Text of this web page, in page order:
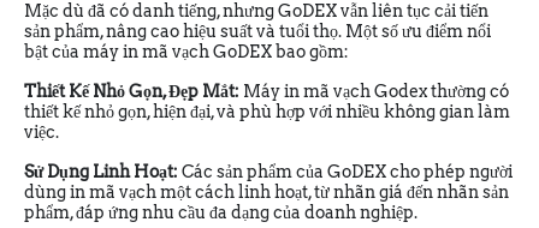
Mặc dù đã có danh tiếng, nhưng GoDEX vẫn liên tục cải tiến
sản phẩm, nâng cao hiệu suất và tuổi thọ. Một số ưu điểm nổi
bật của máy in mã vạch GoDEX bao gồm:
Thiết Kế Nhỏ Gọn, Đẹp Mắt: Máy in mã vạch Godex thường có
thiết kế nhỏ gọn, hiện đại, và phù hợp với nhiều không gian làm
việc.
Sử Dụng Linh Hoạt: Các sản phẩm của GoDEX cho phép người
dùng in mã vạch một cách linh hoạt, từ nhãn giá đến nhãn sản
phẩm, đáp ứng nhu cầu đa dạng của doanh nghiệp.